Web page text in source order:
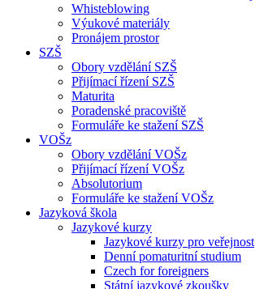
Whisteblowing
Výukové materiály
Pronájem prostor
SZŠ
Obory vzdělání SZŠ
Přijímací řízení SZŠ
Maturita
Poradenské pracoviště
Formuláře ke stažení SZŠ
VOŠz
Obory vzdělání VOŠz
Přijímací řízení VOŠz
Absolutorium
Formuláře ke stažení VOŠz
Jazyková škola
Jazykové kurzy
Jazykové kurzy pro veřejnost
Denní pomaturitní studium
Czech for foreigners
Státní jazykové zkoušky